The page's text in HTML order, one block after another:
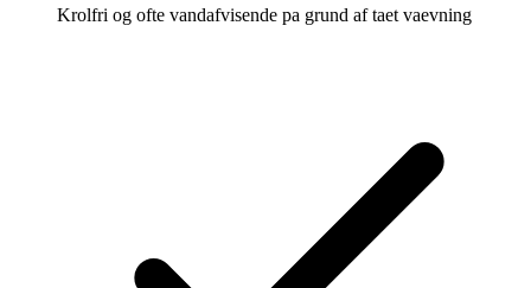
Krolfri og ofte vandafvisende pa grund af taet vaevning